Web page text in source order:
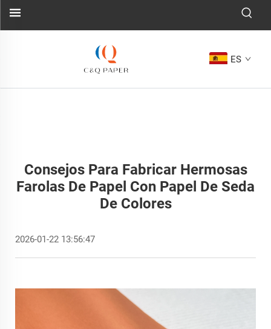
ES
Consejos Para Fabricar Hermosas
Farolas De Papel Con Papel De Seda
De Colores
2026-01-22 13:56:47